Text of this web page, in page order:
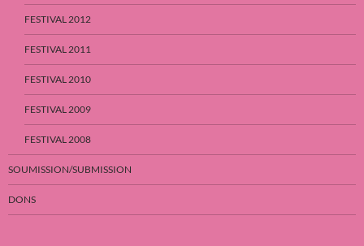
FESTIVAL 2012
FESTIVAL 2011
FESTIVAL 2010
FESTIVAL 2009
FESTIVAL 2008
SOUMISSION/SUBMISSION
DONS